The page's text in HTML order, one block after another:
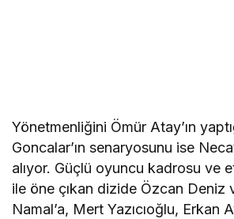
Yönetmenliğini Ömür Atay’ın
Goncalar’ın senaryosunu ise
alıyor. Güçlü oyuncu kadrosu ve
ile öne çıkan dizide Özcan Deniz
Namal’a, Mert Yazıcıoğlu, Erkan